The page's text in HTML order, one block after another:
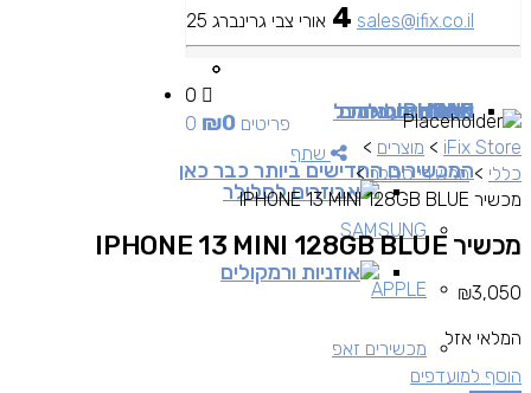
4 אורי צבי גרינברג 25 sales@ifix.co.il
0
0 פריטים
₪0 IPHONE
IPAD
MAC
אביזרים
אביזרים לסלולר
אוזניות ורמקולים
מכשירי סלולרכל
המכשירים החדישים ביותר כבר כאן
SAMSUNG
APPLE
מכשירים זאפ
שירותי מעבדה
כבלים ומתאמים
שתף iFix Store
> מוצרים >
כללי >מכשירי סלולר>
מכשיר IPHONE 13 MINI 128GB BLUE
מכשיר IPHONE 13 MINI 128GB BLUE
₪3,050
המלאי אזל
הוסף למועדפים